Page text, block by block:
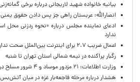
بیانیه خانواده شهید لاریجانی درباره برخی
انصارالله: عربستان راهی جز پس دادن حقوق
ادعای نماینده مجلس درباره «نحوه ردزنی محل
ندارد
اعمال ضریب ۲.۷ برای اینترنت بین‌الملل صحت ندارد
رگبار پراکنده در نیمه شمالی استان تهران تا شنبه
وزارت اطلاعات: ۲۱ مزدور موساد و ۴ شرور مسلح در کرمان بازداشت شدند
هشدار درباره مرحله فاجعه‌بار غزه در میان